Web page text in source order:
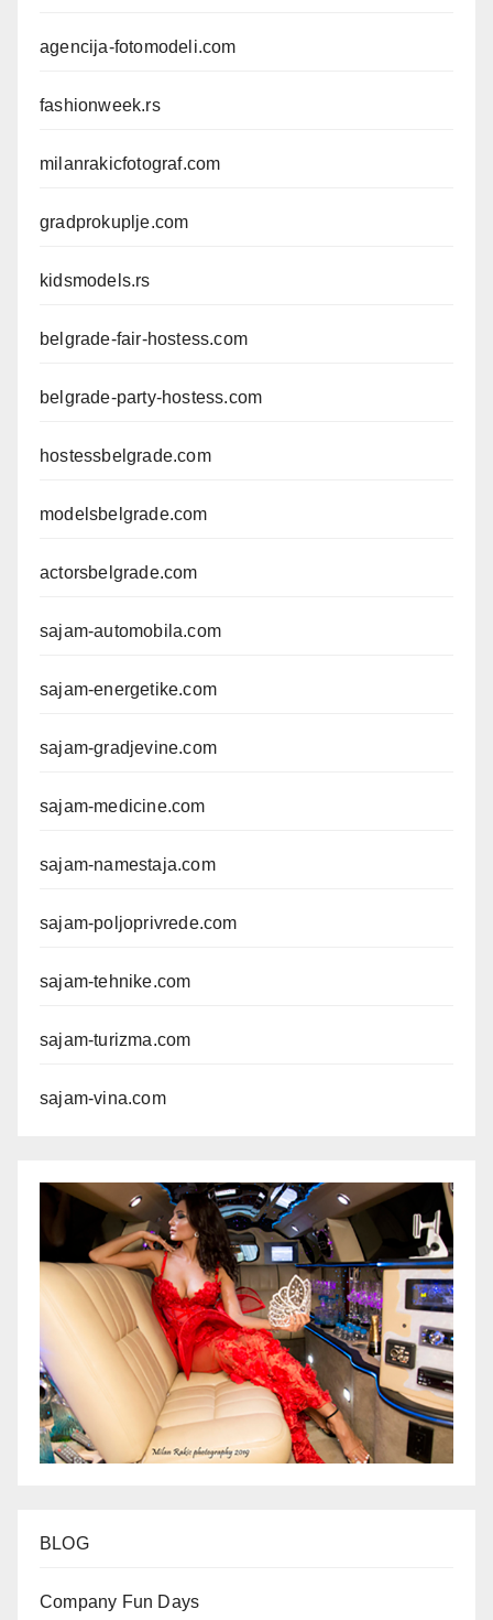
agencija-fotomodeli.com
fashionweek.rs
milanrakicfotograf.com
gradprokuplje.com
kidsmodels.rs
belgrade-fair-hostess.com
belgrade-party-hostess.com
hostessbelgrade.com
modelsbelgrade.com
actorsbelgrade.com
sajam-automobila.com
sajam-energetike.com
sajam-gradjevine.com
sajam-medicine.com
sajam-namestaja.com
sajam-poljoprivrede.com
sajam-tehnike.com
sajam-turizma.com
sajam-vina.com
BLOG
Company Fun Days